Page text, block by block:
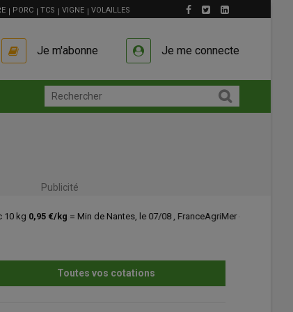
PORC TCS VIGNE VOLAILLES
Je m'abonne Je me connecte
Publicité
Toutes vos cotations